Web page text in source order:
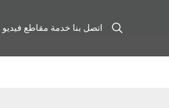
مقاطع فيديو خدمة اتصل بنا